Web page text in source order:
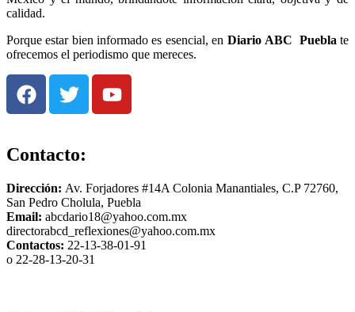
calidad.
Porque estar bien informado es esencial, en Diario ABC Pueblate
ofrecemos el periodismo que mereces.
Contacto:
Dirección: Av. Forjadores #14A Colonia Manantiales, C.P 72760,
San Pedro Cholula, Puebla
Email: abcdario18@yahoo.com.mx
directorabcd_reflexiones@yahoo.com.mx
Contactos: 22-13-38-01-91
o 22-28-13-20-31